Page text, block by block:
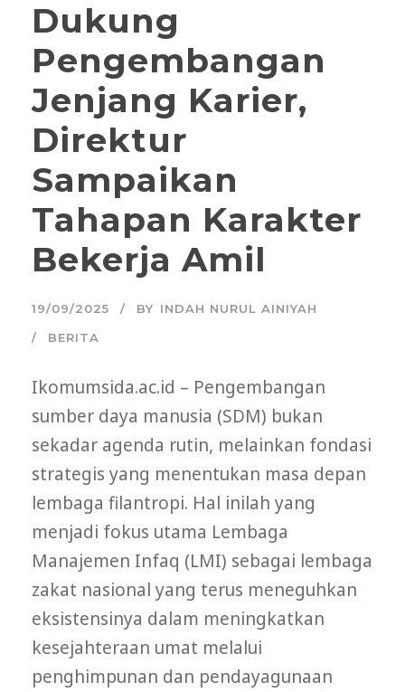
Dukung
Pengembangan
Jenjang Karier,
Direktur
Sampaikan
Tahapan Karakter
Bekerja Amil
19/09/2025 BY INDAH NURUL AINIYAH
BERITA
Ikomumsida.ac.id – Pengembangan
sumber daya manusia (SDM) bukan
sekadar agenda rutin, melainkan fondasi
strategis yang menentukan masa depan
lembaga filantropi. Hal inilah yang
menjadi fokus utama Lembaga
Manajemen Infaq (LMI) sebagai lembaga
zakat nasional yang terus meneguhkan
eksistensinya dalam meningkatkan
kesejahteraan umat melalui
penghimpunan dan pendayagunaan